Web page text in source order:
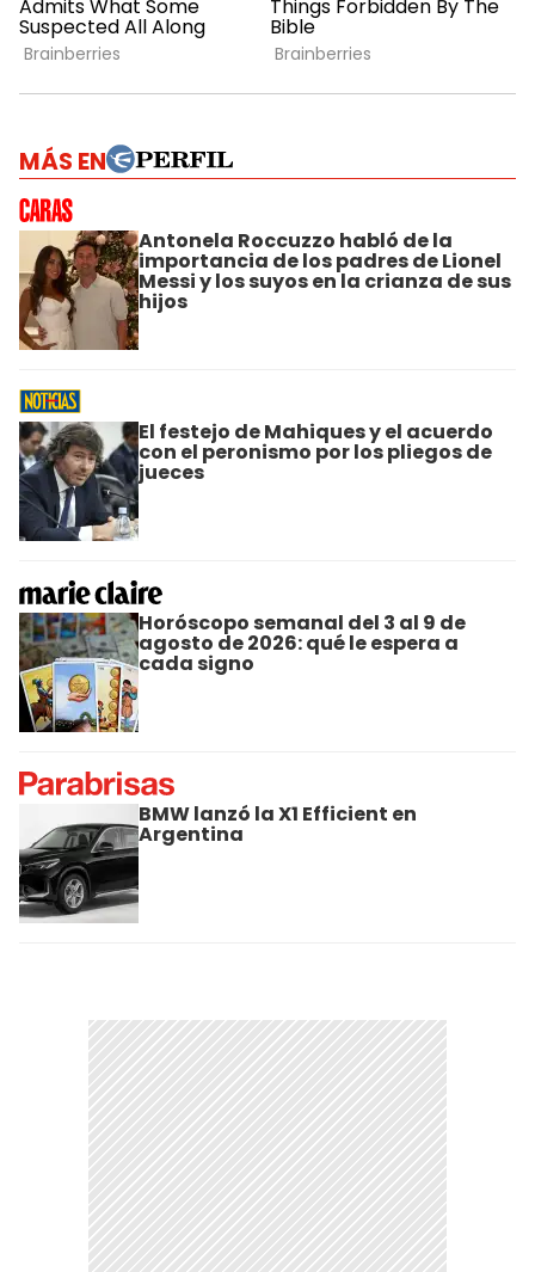
MÁS EN
Antonela Roccuzzo habló de la
importancia de los padres de Lionel
Messi y los suyos en la crianza de sus
hijos
El festejo de Mahiques y el acuerdo
con el peronismo por los pliegos de
jueces
Horóscopo semanal del 3 al 9 de
agosto de 2026: qué le espera a
cada signo
BMW lanzó la X1 Efficient en
Argentina